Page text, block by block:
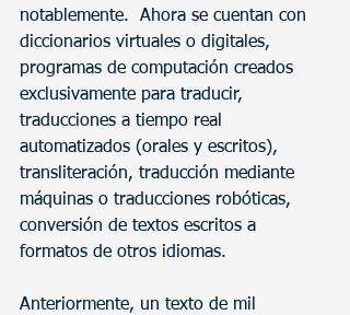
notablemente.  Ahora se cuentan con
diccionarios virtuales o digitales,
programas de computación creados
exclusivamente para traducir,
traducciones a tiempo real
automatizados (orales y escritos),
transliteración, traducción mediante
máquinas o traducciones robóticas,
conversión de textos escritos a
formatos de otros idiomas.
Anteriormente, un texto de mil